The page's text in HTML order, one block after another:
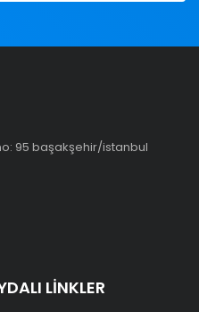
95 başakşehir/i̇stanbul
LINKLER